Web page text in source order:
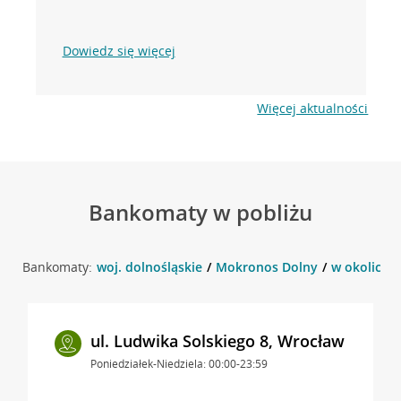
Dowiedz się więcej
Więcej aktualności
Bankomaty w pobliżu
Bankomaty: woj. dolnośląskie Mokronos Dolny w okolicy
ul. Ludwika Solskiego 8, Wrocław
Poniedziałek-Niedziela: 00:00-23:59